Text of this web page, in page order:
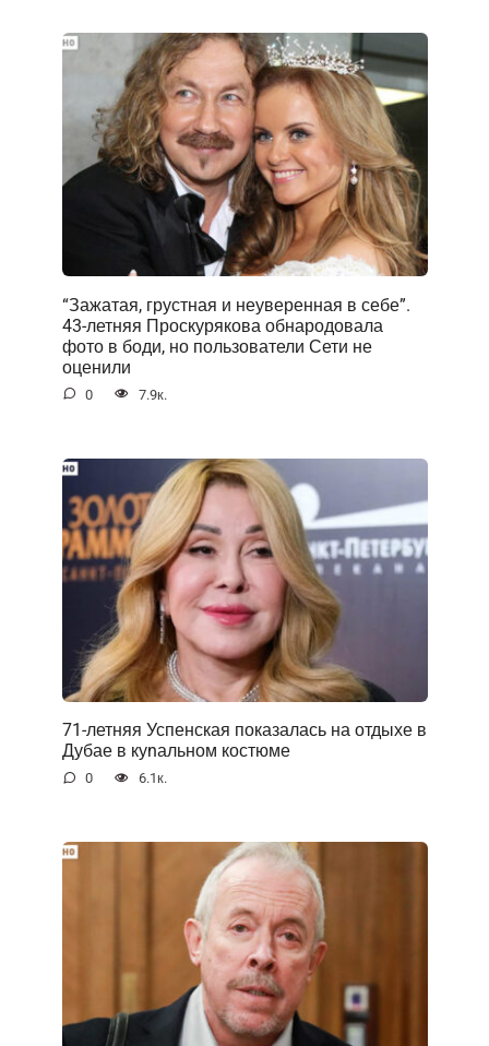
“Зажатая, грустная и неуверенная в себе”.
43-летняя Проскурякова обнародовала
фото в боди, но пользователи Сети не
оценили
0 7.9к.
71-летняя Успенская показалась на отдыхе в
Дубае в куnальном костюме
0 6.1к.